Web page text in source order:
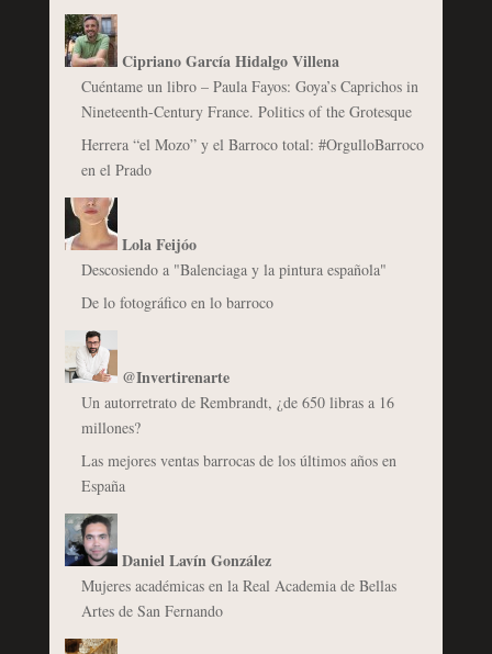
Cipriano García Hidalgo Villena
Cuéntame un libro – Paula Fayos: Goya’s Caprichos in
Nineteenth-Century France. Politics of the Grotesque
Herrera “el Mozo” y el Barroco total: #OrgulloBarroco
en el Prado
Lola Feijóo
Descosiendo a "Balenciaga y la pintura española"
De lo fotográfico en lo barroco
@Invertirenarte
Un autorretrato de Rembrandt, ¿de 650 libras a 16
millones?
Las mejores ventas barrocas de los últimos años en
España
Daniel Lavín González
Mujeres académicas en la Real Academia de Bellas
Artes de San Fernando